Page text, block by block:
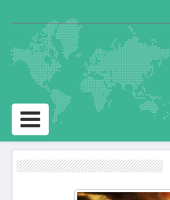
Toggle